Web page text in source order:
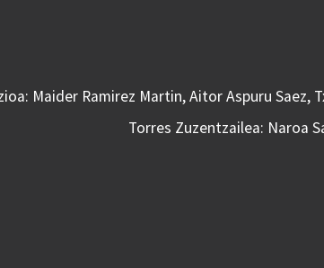
Maider Ramirez Martin, Aitor Aspuru
Torres Zuzentzailea: Naroa